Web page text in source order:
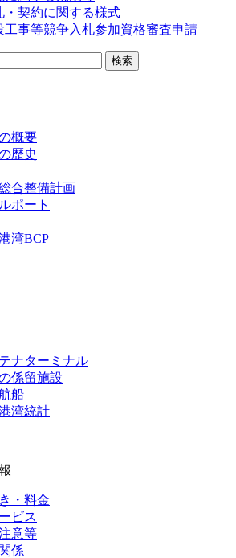
・契約に関する様式
工事等競争入札参加資格審査申請
概要
歴史
合整備計画
ポート
湾BCP
ナターミナル
係留施設
船
湾統計
・料金
ビス
意等
係